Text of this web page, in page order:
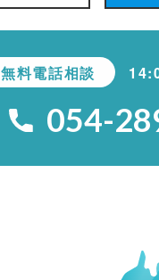
無料電話相談
054-